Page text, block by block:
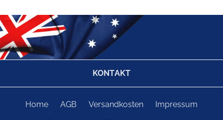
KONTAKT
Home AGB Versandkosten Impressum